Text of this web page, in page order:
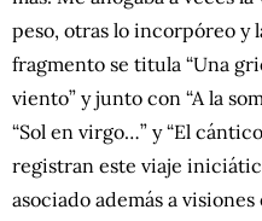
peso, otras lo incorpóreo y
fragmento se titula “Una
viento” y junto con “A la
“Sol en virgo…” y “El
registran este viaje
asociado además a visiones